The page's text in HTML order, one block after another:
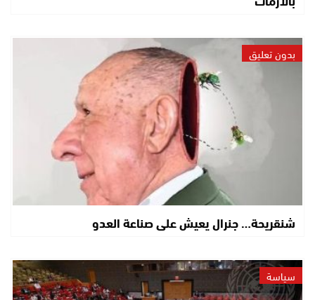
بدون تعليق
شنقريحة… جنرال يعيش على صناعة العدو
سياسة